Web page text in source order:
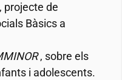
projecte de
Bàsics a
, sobre els
i adolescents.